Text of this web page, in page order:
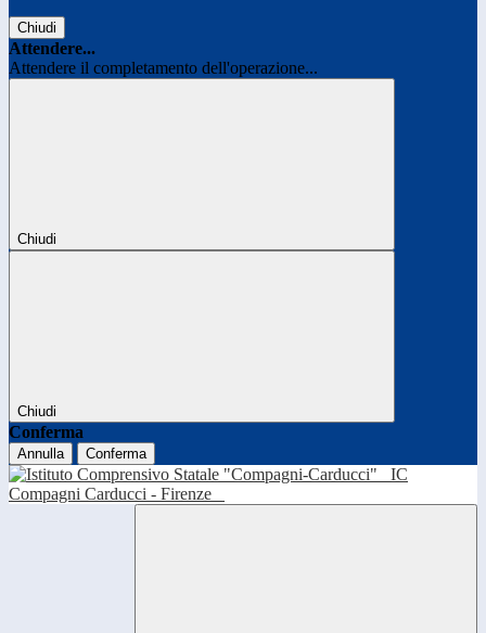
Chiudi
Attendere...
Attendere il completamento dell'operazione...
Chiudi
Chiudi
Conferma
Annulla Conferma
IC
Compagni Carducci - Firenze